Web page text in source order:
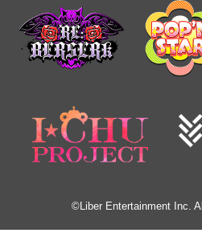
©Liber Entertainment Inc.